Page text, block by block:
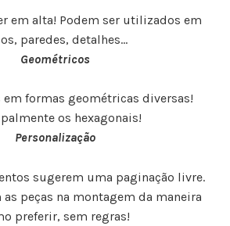
em alta! Podem ser utilizados em
paredes, detalhes…
Geométricos
em formas geométricas diversas!
os hexagonais!
Personalização
sugerem uma paginação livre.
as peças na montagem da maneira
preferir, sem regras!